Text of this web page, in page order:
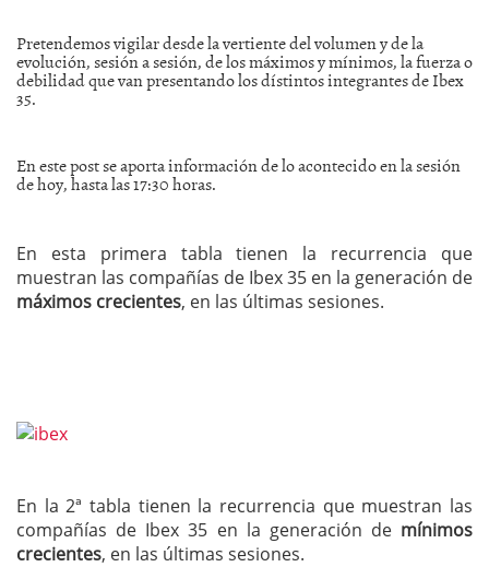
Pretendemos vigilar desde la vertiente del volumen y de la
evolución, sesión a sesión, de los máximos y mínimos, la fuerza o
debilidad que van presentando los dístintos integrantes de Ibex
35.
En este post se aporta información de lo acontecido en la sesión
de hoy, hasta las 17:30 horas.
En esta primera tabla tienen la recurrencia que
muestran las compañías de Ibex 35 en la generación de
máximos crecientes, en las últimas sesiones.
En la 2ª tabla tienen la recurrencia que muestran las
compañías de Ibex 35 en la generación de mínimos
crecientes, en las últimas sesiones.